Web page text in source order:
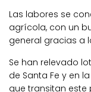
Las labores se
agrícola, con un
general gracias a
Se han relevado
de Santa Fe y en
que transitan